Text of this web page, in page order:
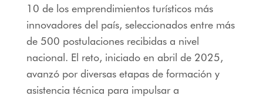
10 de los emprendimientos turísticos más
innovadores del país, seleccionados entre más
de 500 postulaciones recibidas a nivel
nacional. El reto, iniciado en abril de 2025,
avanzó por diversas etapas de formación y
asistencia técnica para impulsar a